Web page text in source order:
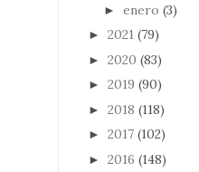
► enero (3)
► 2021 (79)
► 2020 (83)
► 2019 (90)
► 2018 (118)
► 2017 (102)
► 2016 (148)